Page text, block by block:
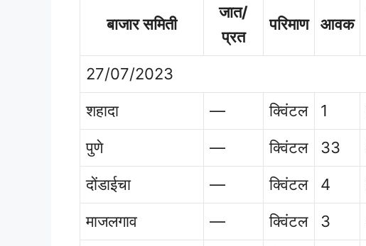
बाजार समिती
जात/
प्रत
परिमाण आवक
27/07/2023
शहादा
— क्विंटल 1
पुणे
— क्विंटल 33
दोंडाईचा
— क्विंटल 4
माजलगाव
— क्विंटल 3